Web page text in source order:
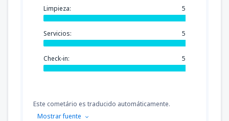
Limpieza: 5
Servicios: 5
Check-in: 5
Este cometário es traducido automáticamente.
Mostrar fuente